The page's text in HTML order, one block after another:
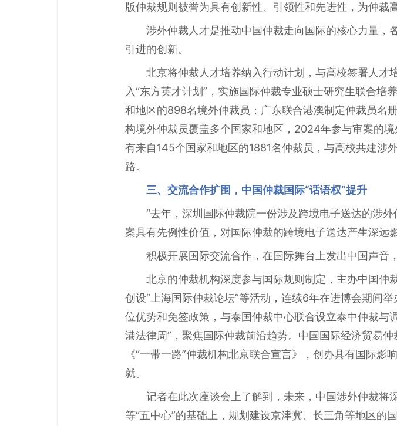
版仲裁规则被誉为具有创新性、引领性和先进性，为仲裁
涉外仲裁人才是推动中国仲裁走向国际的核心力量
引进的创新。
北京将仲裁人才培养纳入行动计划，与高校签署人
入“东方英才计划”，实施国际仲裁专业硕士研究生联合
和地区的898名境外仲裁员；广东联合港澳制定仲裁员名
构境外仲裁员覆盖多个国家和地区，2024年参与审案的
有来自145个国家和地区的1881名仲裁员，与高校共建涉
路。
三、交流合作扩围，中国仲裁国际“话语权”提升
“去年，深圳国际仲裁院一份涉及跨境电子送达的涉
案具有先例性价值，对国际仲裁的跨境电子送达产生深远
积极开展国际交流合作，在国际舞台上发出中国声音
北京的仲裁机构深度参与国际规则制定，主办中国
创设“上海国际仲裁论坛”等活动，连续6年在进博会期间
位优势和免签政策，与泰国仲裁中心联合设立泰中仲裁与
港法律周”，聚焦国际仲裁前沿趋势。中国国际经济贸易
《“一带一路”仲裁机构北京联合宣言》，创办具有国际
就。
记者在此次座谈会上了解到，未来，中国涉外仲裁
等“五中心”的基础上，规划建设京津冀、长三角等地区